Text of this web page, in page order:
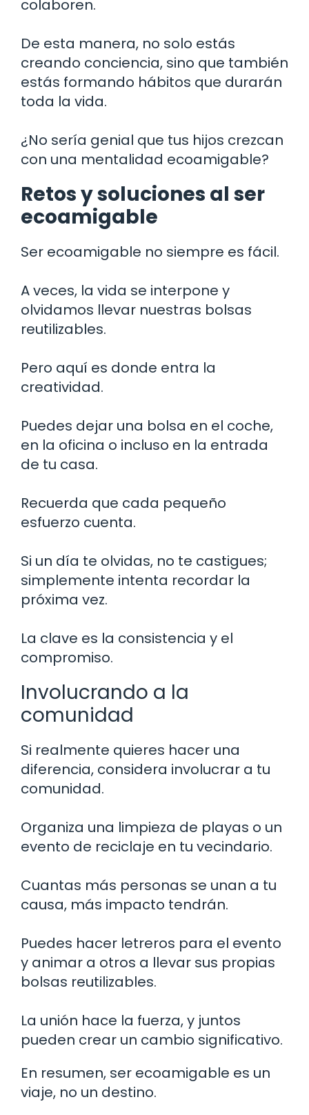
colaboren.
De esta manera, no solo estás
creando conciencia, sino que también
estás formando hábitos que durarán
toda la vida.
¿No sería genial que tus hijos crezcan
con una mentalidad ecoamigable?
Retos y soluciones al ser
ecoamigable
Ser ecoamigable no siempre es fácil.
A veces, la vida se interpone y
olvidamos llevar nuestras bolsas
reutilizables.
Pero aquí es donde entra la
creatividad.
Puedes dejar una bolsa en el coche,
en la oficina o incluso en la entrada
de tu casa.
Recuerda que cada pequeño
esfuerzo cuenta.
Si un día te olvidas, no te castigues;
simplemente intenta recordar la
próxima vez.
La clave es la consistencia y el
compromiso.
Involucrando a la
comunidad
Si realmente quieres hacer una
diferencia, considera involucrar a tu
comunidad.
Organiza una limpieza de playas o un
evento de reciclaje en tu vecindario.
Cuantas más personas se unan a tu
causa, más impacto tendrán.
Puedes hacer letreros para el evento
y animar a otros a llevar sus propias
bolsas reutilizables.
La unión hace la fuerza, y juntos
pueden crear un cambio significativo.
En resumen, ser ecoamigable es un
viaje, no un destino.